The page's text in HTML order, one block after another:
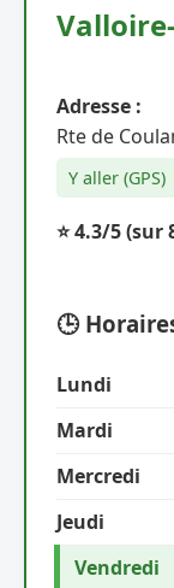
Adresse :
Rte de
Y aller (GPS)
⭐ 4.3/5(sur
🕒
Lundi
Mardi
Mercredi
Jeudi
Vendredi